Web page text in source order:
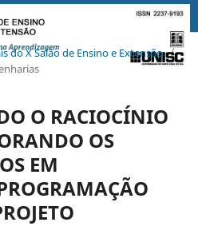
do X Salão de Ensino e Extensão /
O RACIOCÍNIO
OS
EM